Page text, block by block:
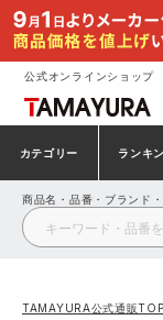
公式オンラインショップ
カテゴリー
安全靴・作業
ランキ
安全靴ランキング
安全靴スニーカー
アシックス
プーマ
建設・建築作業服
製造・工場作業服
商品名・品番・ブランド
TAMAYURA公式通販TOP